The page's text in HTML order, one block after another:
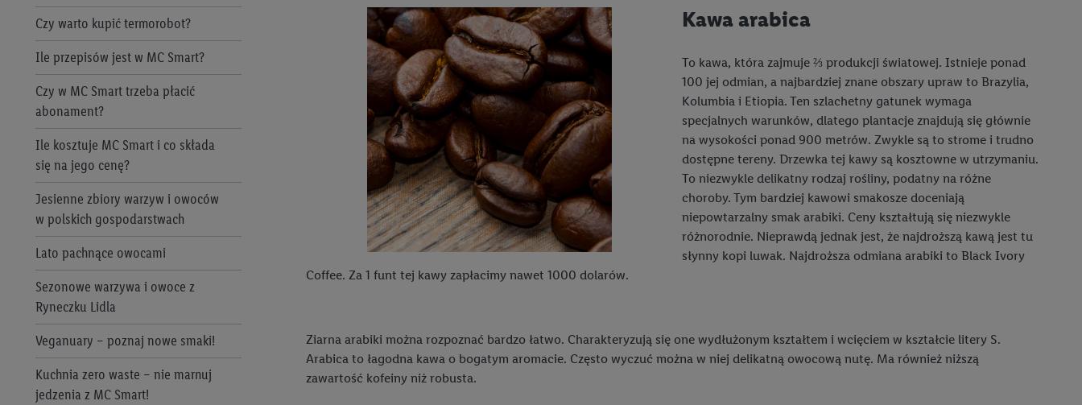
Fin Carré
Formil
Freeway
Freshona Konserwy
Freshona Mrożonki
J. D. Gross
Lupilu
Perlenbacher
Piekarnia Lidla
Pikok
Pikok i Pilos Pure
Pilos
Segregacja śmieci – pojemniki w
małym mieszkaniu
Prasowanie idealne – poznaj tajniki
Jak zrobić pranie? Podstawowe
zasady
Jak dbać o pościel?
Mycie okien – szybko i bez smug!
Jak wyczyścić piekarnik?
Czyszczenie fug i płytek
łazienkowych
Optymalna wilgotność powietrza w
domu – dlaczego to takie ważne?
Roztocze kurzu domowego – jak z
nimi walczyć?
10 narzędzi dla każdego - co warto
mieć w warsztacie?
Śrubokręty – rodzaje i
przeznaczenie
Remont domu lub mieszkania -
jakie narzędzia będą potrzebne?
Heblowanie: zacznij przygodę z
obróbką drewna
Lutowanie dla początkujących
Odzież robocza – dlaczego jest
taka ważna
Meble ogrodowe z palet – jak je
zrobić?
Renowacja mebli – przydatne
hobby
Czy warto kupić termorobot?
Ile przepisów jest w MC Smart?
Czy w MC Smart trzeba płacić
abonament?
Ile kosztuje MC Smart i co składa
się na jego cenę?
Jesienne zbiory warzyw i owoców
w polskich gospodarstwach
Lato pachnące owocami
Sezonowe warzywa i owoce z
Ryneczku Lidla
Veganuary – poznaj nowe smaki!
Kuchnia zero waste – nie marnuj
jedzenia z MC Smart!
Kawa arabica
To kawa, która zajmuje ⅔ produkcji światowej. Istnieje ponad
100 jej odmian, a najbardziej znane obszary upraw to Brazylia,
Kolumbia i Etiopia. Ten szlachetny gatunek wymaga
specjalnych warunków, dlatego plantacje znajdują się głównie
na wysokości ponad 900 metrów. Zwykle są to strome i trudno
dostępne tereny. Drzewka tej kawy są kosztowne w utrzymaniu.
To niezwykle delikatny rodzaj rośliny, podatny na różne
choroby. Tym bardziej kawowi smakosze doceniają
niepowtarzalny smak arabiki. Ceny kształtują się niezwykle
różnorodnie. Nieprawdą jednak jest, że najdroższą kawą jest tu
słynny kopi luwak. Najdroższa odmiana arabiki to Black Ivory
Coffee. Za 1 funt tej kawy zapłacimy nawet 1000 dolarów.
Ziarna arabiki można rozpoznać bardzo łatwo. Charakteryzują się one wydłużonym kształtem i wcięciem w kształcie litery S.
Arabica to łagodna kawa o bogatym aromacie. Często wyczuć można w niej delikatną owocową nutę. Ma również niższą
zawartość kofeiny niż robusta.